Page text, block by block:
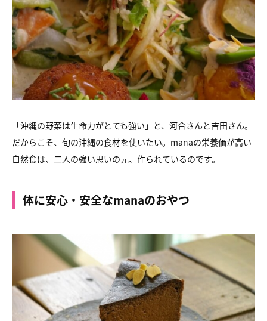
「沖縄の野菜は生命力がとても強い」と、河合さんと吉田さん。
だからこそ、旬の沖縄の食材を使いたい。manaの栄養価が高い
自然食は、二人の強い思いの元、作られているのです。
体に安心・安全なmanaのおやつ